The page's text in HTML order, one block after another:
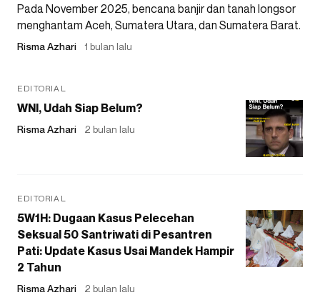
Pada November 2025, bencana banjir dan tanah longsor
menghantam Aceh, Sumatera Utara, dan Sumatera Barat.
Risma Azhari 1 bulan lalu
EDITORIAL
WNI, Udah Siap Belum?
Risma Azhari 2 bulan lalu
EDITORIAL
5W1H: Dugaan Kasus Pelecehan
Seksual 50 Santriwati di Pesantren
Pati: Update Kasus Usai Mandek Hampir
2 Tahun
Risma Azhari 2 bulan lalu